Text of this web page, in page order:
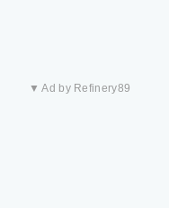
▼ Ad by Refinery89